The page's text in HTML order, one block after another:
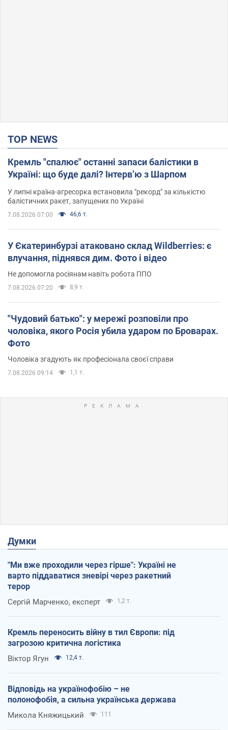
TOP NEWS
Кремль "спалює" останні запаси балістики в
Україні: що буде далі? Інтерв’ю з Шарпом
У липні країна-агресорка встановила "рекорд" за кількістю
балістичних ракет, запущених по Україні
7.08.2026 07:00 46,6 т.
У Єкатеринбурзі атаковано склад Wildberries: є
влучання, піднявся дим. Фото і відео
Не допомогла росіянам навіть робота ППО
7.08.2026 07:20 8,9 т.
"Чудовий батько": у мережі розповіли про
чоловіка, якого Росія убила ударом по Броварах.
Фото
Чоловіка згадують як професіонала своєї справи
7.08.2026 09:14 1,1 т.
Думки
"Ми вже проходили через гірше": Україні не
варто піддаватися зневірі через ракетний
терор
Сергій Марченко, експерт 1,2 т.
Кремль переносить війну в тил Європи: під
загрозою критична логістика
Віктор Ягун 12,4 т.
Відповідь на українофобію – не
полонофобія, а сильна українська держава
Микола Княжицький 111